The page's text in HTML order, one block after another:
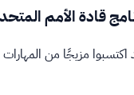
قادة الأمم
مزيجًا من المهارات